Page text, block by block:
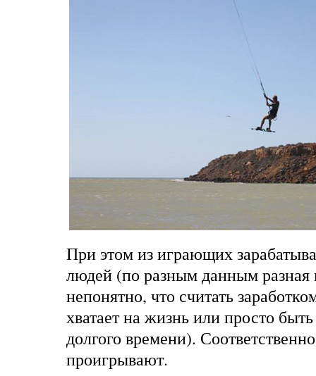
При этом из играющих
людей (по разным данным
непонятно, что считать
хватает на жизнь или просто
долгого времени).
проигрывают.